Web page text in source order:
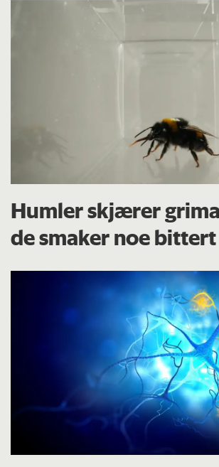
Humler skjærer
de smaker noe bittert